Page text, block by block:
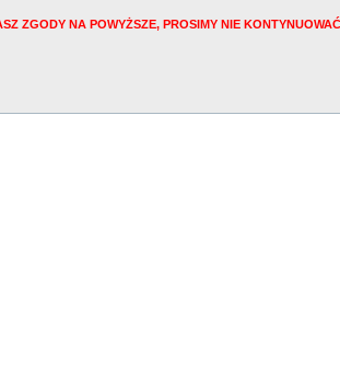
ZGODY NA POWYŻSZE, PROSIMY NIE